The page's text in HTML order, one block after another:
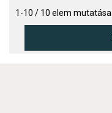
1-10 / 10 elem mutatása